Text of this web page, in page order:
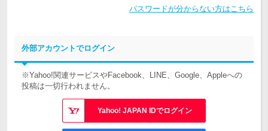
パスワードが分からない方はこちら
外部アカウントでログイン
※Yahoo!関連サービスやFacebook、LINE、Google、Appleへの
投稿は一切行われません。
Yahoo! JAPAN IDでログイン